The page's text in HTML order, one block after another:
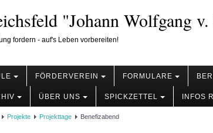
"Johann Wolfgang
fordern - auf's Leben vorbereiten!
FÖRDERVEREIN FORMULARE
ÜBER UNS SPICKZETTEL INFOS
Projekte Projekttage Benefizabend